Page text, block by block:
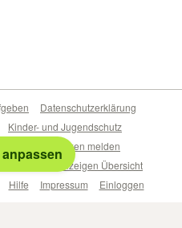
Datenschutzerklärung
Kinder- und Jugendschutz
Sicherheitslücken melden
Suchen
Anzeigen Übersicht
Hilfe Impressum Einloggen